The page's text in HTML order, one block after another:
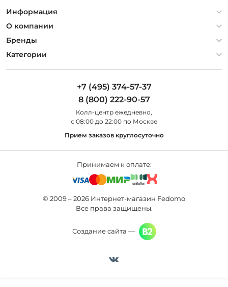
Информация
Политика конфиденциальности
Гарантия
Оплата и доставка
О компании
О компании
Контакты
Бренды
Artelamp
Категории
Люстры
Уличные светильники
+7 (495) 374-57-37
8 (800) 222-90-57
Колл-центр eжедневно,
с 08:00 до 22:00 по Москве
Прием заказов круглосуточно
Принимаем к оплате:
© 2009 – 2026 Интернет-магазин Fedomo
Все права защищены.
Создание сайта —